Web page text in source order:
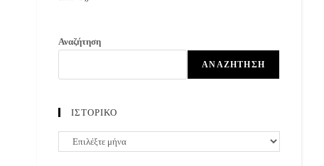
Αναζήτηση
ΑΝΑΖΉΤΗΣΗ
ΙΣΤΟΡΙΚΟ
ΙΣΤΟΡΙΚΟ